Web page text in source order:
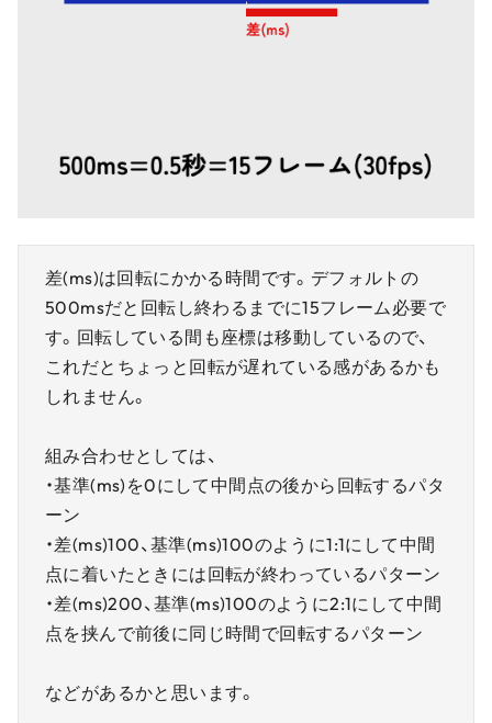
差(ms)は回転にかかる時間です。デフォルトの
500msだと回転し終わるまでに15フレーム必要で
す。回転している間も座標は移動しているので、
これだとちょっと回転が遅れている感があるかも
しれません。
組み合わせとしては、
・基準(ms)を0にして中間点の後から回転するパタ
ーン
・差(ms)100、基準(ms)100のように1:1にして中間
点に着いたときには回転が終わっているパターン
・差(ms)200、基準(ms)100のように2:1にして中間
点を挟んで前後に同じ時間で回転するパターン
などがあるかと思います。